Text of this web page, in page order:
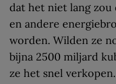
dat het niet lang
en andere
worden. Wilden ze
bijna 2500 miljard
ze het snel verkopen.